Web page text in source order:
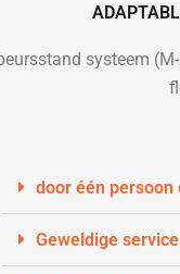
systeem
door één persoon
Geweldige service